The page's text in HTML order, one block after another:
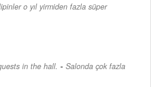
o yıl yirmiden fazla süper
in the hall. - Salonda çok fazla